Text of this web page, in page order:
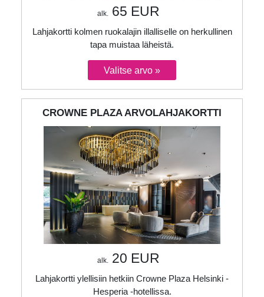
alk. 65 EUR
Lahjakortti kolmen ruokalajin illalliselle on herkullinen
tapa muistaa läheistä.
CROWNE PLAZA ARVOLAHJAKORTTI
alk. 20 EUR
Lahjakortti ylellisiin hetkiin Crowne Plaza Helsinki -
Hesperia -hotellissa.